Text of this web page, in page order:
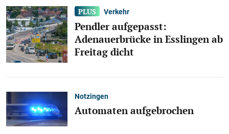
Verkehr
Pendler aufgepasst:
Adenauerbrücke in Esslingen ab
Freitag dicht
Notzingen
Automaten aufgebrochen